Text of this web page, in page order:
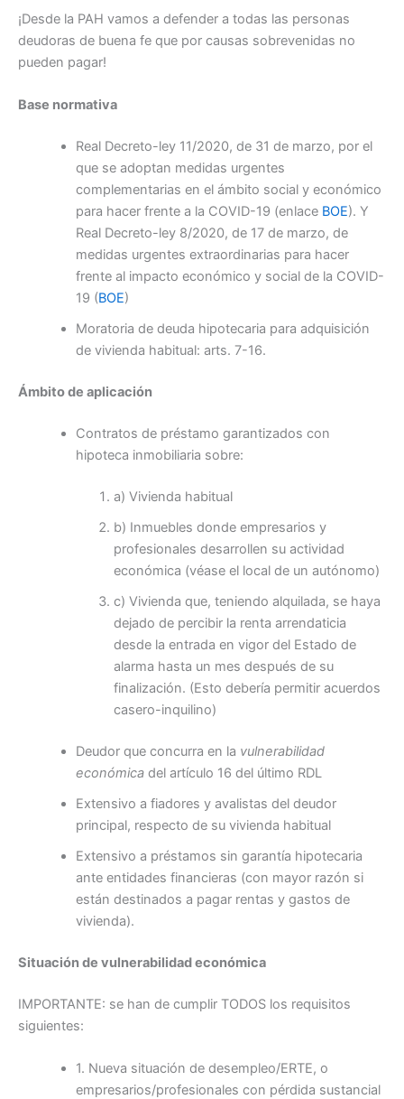
¡Desde la PAH vamos a defender a todas las personas
deudoras de buena fe que por causas sobrevenidas no
pueden pagar!
Base normativa
Real Decreto-ley 11/2020, de 31 de marzo, por el
que se adoptan medidas urgentes
complementarias en el ámbito social y económico
para hacer frente a la COVID-19 (enlace BOE). Y
Real Decreto-ley 8/2020, de 17 de marzo, de
medidas urgentes extraordinarias para hacer
frente al impacto económico y social de la COVID-
19 (BOE)
Moratoria de deuda hipotecaria para adquisición
de vivienda habitual: arts. 7-16.
Ámbito de aplicación
Contratos de préstamo garantizados con
hipoteca inmobiliaria sobre:
a) Vivienda habitual
b) Inmuebles donde empresarios y
profesionales desarrollen su actividad
económica (véase el local de un autónomo)
c) Vivienda que, teniendo alquilada, se haya
dejado de percibir la renta arrendaticia
desde la entrada en vigor del Estado de
alarma hasta un mes después de su
finalización. (Esto debería permitir acuerdos
casero-inquilino)
Deudor que concurra en la vulnerabilidad
económicadel artículo 16 del último RDL
Extensivo a fiadores y avalistas del deudor
principal, respecto de su vivienda habitual
Extensivo a préstamos sin garantía hipotecaria
ante entidades financieras (con mayor razón si
están destinados a pagar rentas y gastos de
vivienda).
Situación de vulnerabilidad económica
IMPORTANTE: se han de cumplir TODOS los requisitos
siguientes:
1. Nueva situación de desempleo/ERTE, o
empresarios/profesionales con pérdida sustancial